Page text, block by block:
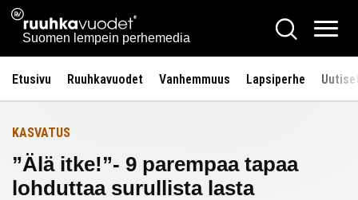
Siirry
sisältöön
Ruuhkavuodet.fi
Suomen lempein perhemedia
Hae
Etusivu Ruuhkavuodet Vanhemmuus Lapsiperhe
Etusivulle
KASVATUS
”Älä itke!”- 9 parempaa tapaa
lohduttaa surullista lasta